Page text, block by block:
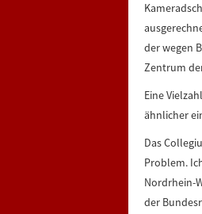
der wegen
Zentrum
Eine
ähnlicher
Das
Problem.
Nordrhein-
der